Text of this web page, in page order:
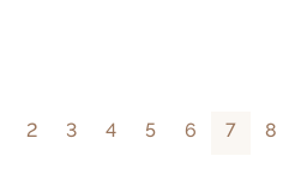
2 3 4 5 6 7 8